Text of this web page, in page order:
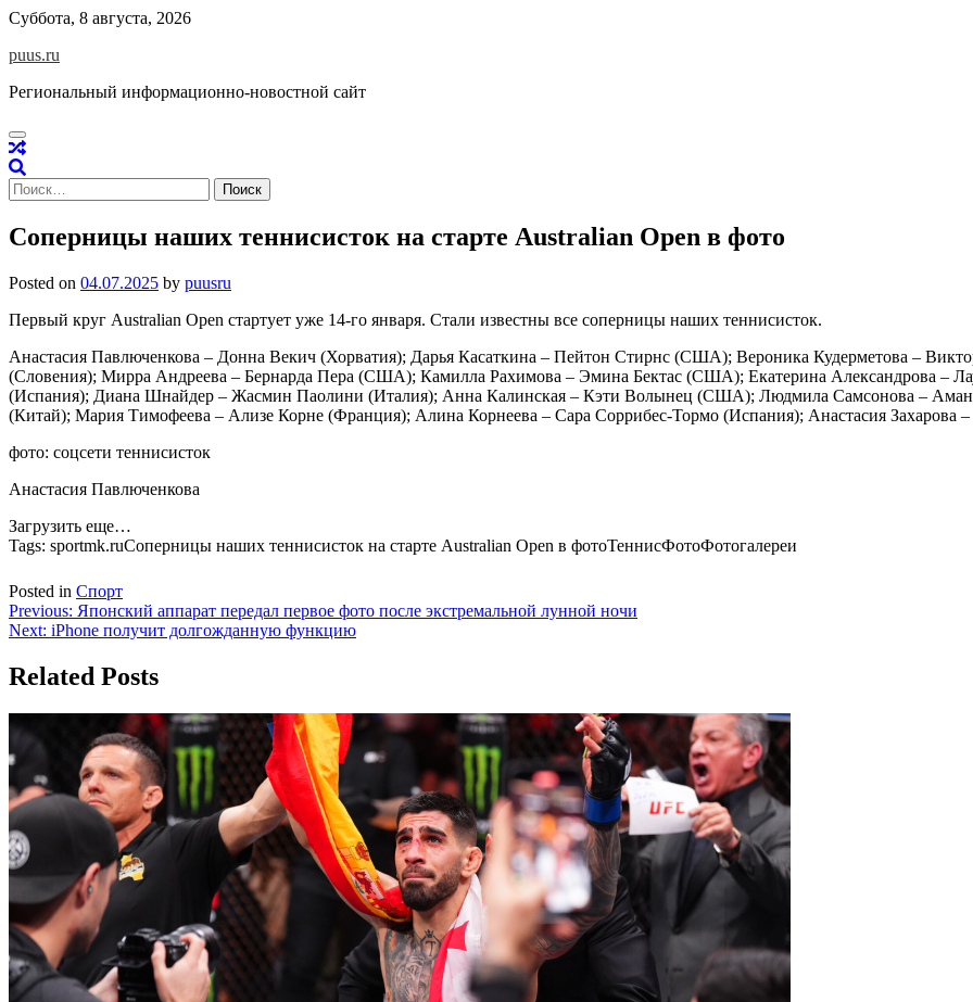
Skip
content
Суббота, 8 августа, 2026
puus.ru
Региональный информационно-новостной сайт
Найти:
Соперницы наших теннисисток на старте Australian Open в фото
Posted on 04.07.2025 by puusru
Первый круг Australian Open стартует уже 14-го января. Стали известны все соперницы наших теннисисток.
Анастасия Павлюченкова – Донна Векич (Хорватия); Дарья Касаткина – Пейтон Стирнс (США); Вероника Кудерметова –
(Словения); Мирра Андреева – Бернарда Пера (США); Камилла Рахимова – Эмина Бектас (США); Екатерина Александрова –
(Испания); Диана Шнайдер – Жасмин Паолини (Италия); Анна Калинская – Кэти Волынец (США); Людмила Самсонова –
(Китай); Мария Тимофеева – Ализе Корне (Франция); Алина Корнеева – Сара Соррибес-Тормо (Испания); Анастасия Захарова
фото: соцсети теннисисток
Анастасия Павлюченкова
Загрузить еще…
Tags: sportmk.ruСоперницы наших теннисисток на старте Australian Open в фотоТеннисФотоФотогалереи
Posted in Спорт
Навигация
по
записям
Previous: Японский аппарат передал первое фото после экстремальной лунной ночи
Next: iPhone получит долгожданную функцию
Related Posts